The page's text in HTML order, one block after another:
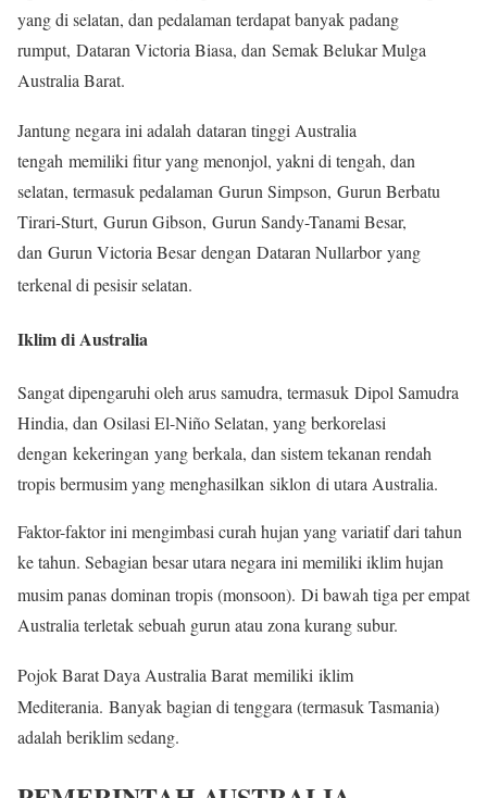
yang di selatan, dan pedalaman terdapat banyak padang
rumput, Dataran Victoria Biasa, dan Semak Belukar Mulga
Australia Barat.
Jantung negara ini adalah dataran tinggi Australia
tengah memiliki fitur yang menonjol, yakni di tengah, dan
selatan, termasuk pedalaman Gurun Simpson, Gurun Berbatu
Tirari-Sturt, Gurun Gibson, Gurun Sandy-Tanami Besar,
dan Gurun Victoria Besar dengan Dataran Nullarbor yang
terkenal di pesisir selatan.
Iklim di Australia
Sangat dipengaruhi oleh arus samudra, termasuk Dipol Samudra
Hindia, dan Osilasi El-Niño Selatan, yang berkorelasi
dengan kekeringan yang berkala, dan sistem tekanan rendah
tropis bermusim yang menghasilkan siklon di utara Australia.
Faktor-faktor ini mengimbasi curah hujan yang variatif dari tahun
ke tahun. Sebagian besar utara negara ini memiliki iklim hujan
musim panas dominan tropis (monsoon). Di bawah tiga per empat
Australia terletak sebuah gurun atau zona kurang subur.
Pojok Barat Daya Australia Barat memiliki iklim
Mediterania. Banyak bagian di tenggara (termasuk Tasmania)
adalah beriklim sedang.